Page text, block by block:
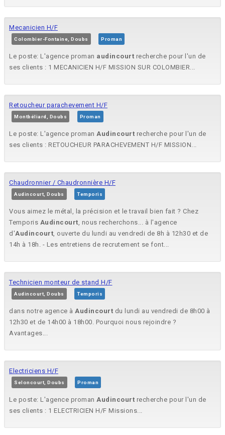
Mecanicien H/F
Colombier-Fontaine, Doubs Proman
Le poste: L'agence proman audincourt recherche pour l'un de
ses clients : 1 MECANICIEN H/F MISSION SUR COLOMBIER...
Retoucheur parachevement H/F
Montbéliard, Doubs Proman
Le poste: L'agence proman Audincourt recherche pour l'un de
ses clients : RETOUCHEUR PARACHEVEMENT H/F MISSION...
Chaudronnier / Chaudronnière H/F
Audincourt, Doubs Temporis
Vous aimez le métal, la précision et le travail bien fait ? Chez
Temporis Audincourt, nous recherchons... à l'agence
d'Audincourt, ouverte du lundi au vendredi de 8h à 12h30 et de
14h à 18h. - Les entretiens de recrutement se font...
Technicien monteur de stand H/F
Audincourt, Doubs Temporis
dans notre agence à Audincourt du lundi au vendredi de 8h00 à
12h30 et de 14h00 à 18h00. Pourquoi nous rejoindre ?
Avantages...
Electriciens H/F
Seloncourt, Doubs Proman
Le poste: L'agence proman Audincourt recherche pour l'un de
ses clients : 1 ELECTRICIEN H/F Missions...